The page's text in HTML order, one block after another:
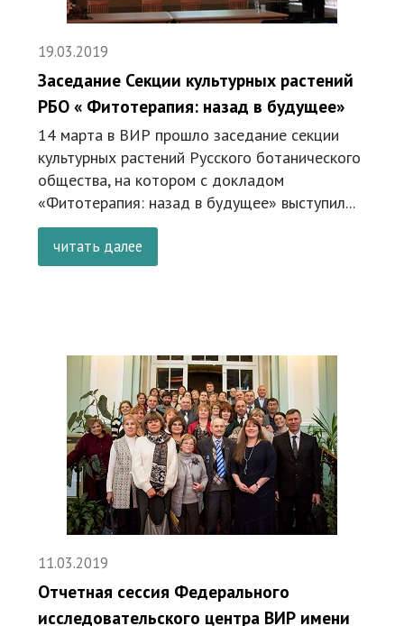
19.03.2019
Заседание Секции культурных растений
РБО « Фитотерапия: назад в будущее»
14 марта в ВИР прошло заседание секции
культурных растений Русского ботанического
общества, на котором с докладом
«Фитотерапия: назад в будущее» выступил...
читать далее
11.03.2019
Отчетная сессия Федерального
исследовательского центра ВИР имени